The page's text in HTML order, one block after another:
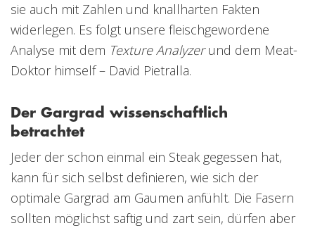
sie auch mit Zahlen und knallharten Fakten
widerlegen. Es folgt unsere fleischgewordene
Analyse mit dem Texture Analyzerund dem Meat-
Doktor himself – David Pietralla.
Der Gargrad wissenschaftlich
betrachtet
Jeder der schon einmal ein Steak gegessen hat,
kann für sich selbst definieren, wie sich der
optimale Gargrad am Gaumen anfühlt. Die Fasern
sollten möglichst saftig und zart sein, dürfen aber